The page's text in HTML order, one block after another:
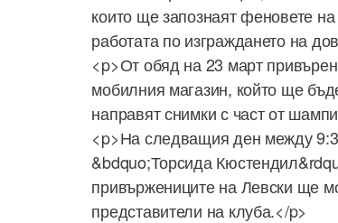
които ще запознаят феновете
работата по изграждането на
<p>От обяд на 23 март
мобилния магазин, който ще
направят снимки с част от
<p>На следващия ден между
&bdquo;Торсида
привържениците на Левски ще
представители на клуба.</p>